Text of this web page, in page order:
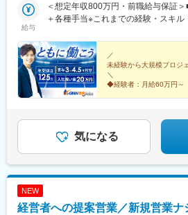
山、石川、福井、新潟県、長野県、
賀、兵庫、奈良、和歌山東海／愛知
州／福岡、佐賀、長崎、熊本、大分
にてビッグプロジェクト始動！／裁
◎より高待遇をご用意しております。
軽にご質問ください。
河駅、有楽町駅、豊洲駅、南砂町駅
京都)、高輪台駅、新木場駅、北千住
駅(東京都)、白金高輪駅、高輪ゲート
駅、国立駅、南新宿駅、初台駅、千
場駅、四谷三丁目駅、西荻窪駅、富
駅、淡路町駅、市ケ谷駅、九段下駅
池上駅、糀谷駅、八丁堀駅(東京都)
新中野駅、京王八王子駅、武蔵五日
森海岸駅、青物横丁駅、武蔵境駅、
飯田橋駅、鬼子母神前駅、向原駅(東
駅、新八柱駅、大宮駅(埼玉県)、南浦
給与
＜想定年収800万円・前職給与保証
＋各種手当※これまでの経験・スキル
年齢、経験、能力、適性を考慮して
ーーーーーーーーーーーーーーーー
ーー■未経験者は月給35万円～＋賞
での経験・スキル・年齢を考慮して
途全額支給します。＼勤務地特典！
／
未経験から大規模プロジ
＼
◆経験者：月給60万円～
気になる
NEW
経営者への提案営業／新規営業ナ